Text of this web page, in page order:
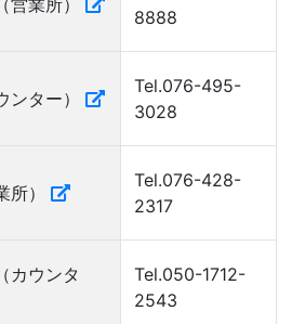
8888
ンター）
Tel.076-495-
3028
所）
Tel.076-428-
2317
カウンタ
Tel.050-1712-
2543